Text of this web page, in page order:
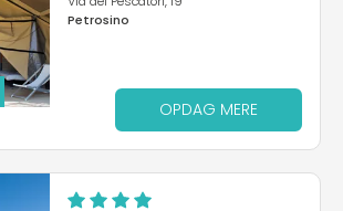
Petrosino
OPDAG MERE